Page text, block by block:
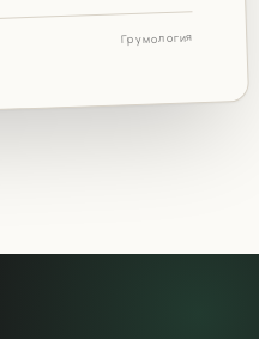
Грумология